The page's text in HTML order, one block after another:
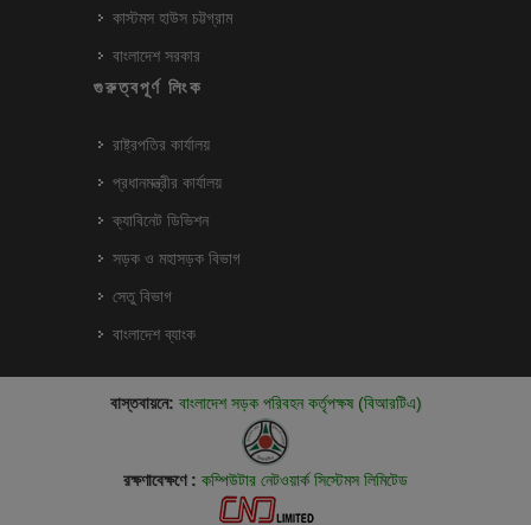
কাস্টমস হাউস চট্টগ্রাম
বাংলাদেশ সরকার
গুরুত্বপূর্ণ লিংক
রাষ্ট্রপতির কার্যালয়
প্রধানমন্ত্রীর কার্যালয়
ক্যাবিনেট ডিভিশন
সড়ক ও মহাসড়ক বিভাগ
সেতু বিভাগ
বাংলাদেশ ব্যাংক
বাস্তবায়নে: বাংলাদেশ সড়ক পরিবহন কর্তৃপক্ষ (বিআরটিএ)
রক্ষণাবেক্ষণে : কম্পিউটার নেটওয়ার্ক সিস্টেমস লিমিটেড